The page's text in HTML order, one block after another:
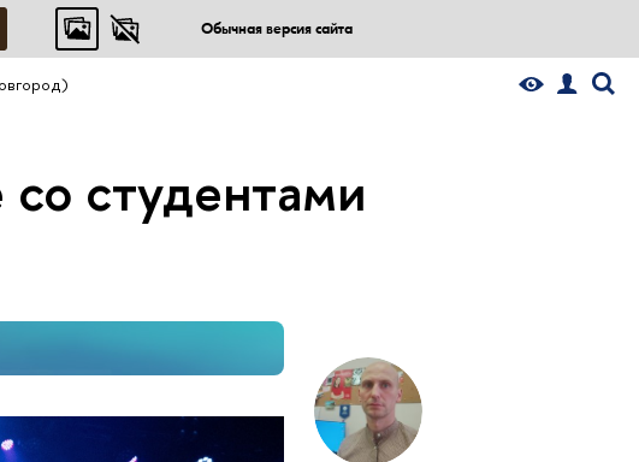
Обычная версия сайта
студентами